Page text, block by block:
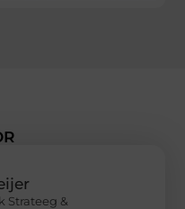
Strateeg &